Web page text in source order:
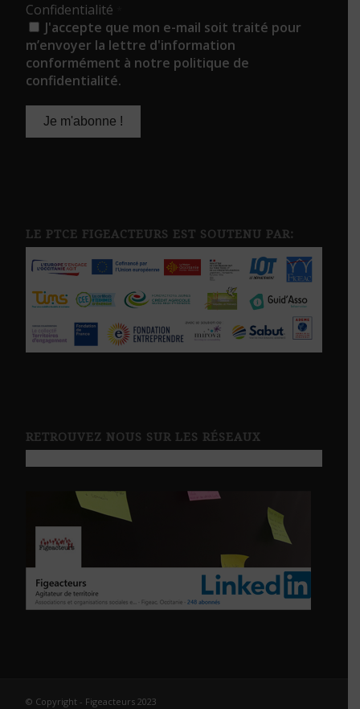
Confidentialité
J'accepte que mon e-mail soit traité pour
m’envoyer la lettre d'information
conformément à notre politique de
confidentialité.
LE PTCE FIGEACTEURS EST SOUTENU PAR:
RETROUVEZ NOUS SUR LES RÉSEAUX
© Copyright - Figeacteurs 2023